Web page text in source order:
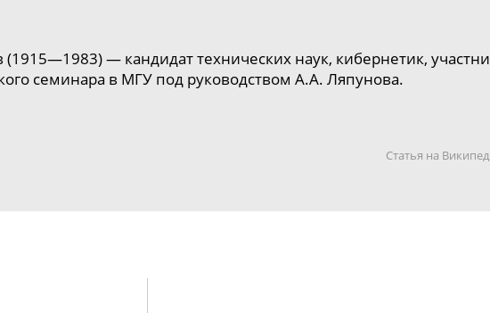
— кандидат технических наук, кибернетик,
семинара в МГУ под руководством А.А. Ляпунова.
Статья на